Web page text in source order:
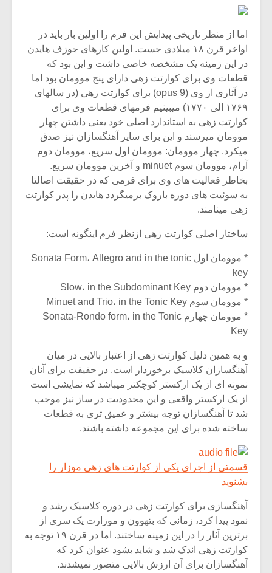
اما از منظر تاریخی پیدایش این فرم را اولین بار باید در
اواخر قرن ۱۸ میلادی جست. اولین کارهای جوزف هایدن
در این زمینه یک مشخصه خاصی داشت و این بود که
قطعات وی برای کوارتت زهی دارای پنج موومان بود اما
در آثاری از وی (opus 9) برای کوارتت زهی (در سالهای
۱۷۶۹ الی ۱۷۷۰) میبینیم فرمهای قطعات وی برای
کوارتت زهی به استاندارد اصلی خود یعنی داشتن چهار
موومان میرسند و این برای سایر آهنگسازان نیز صدق
میکرد. چهار موومان: موومان اول سریع، موومان دوم
آرام، موومان سوم minuet و آخرین موومان سریع.
بخاطر فعالیت های وی برای فرمی که در حقیقت اصالتا
به سوئیت های دوره باروک برمیگردد هایدن را پدر کوارتت
زهی مینامند.
ساختار اصلی کوارتت زهی ازنظر فرم اینگونه است:
* موومان اول Sonata Form، Allegro and in the tonic
key
* موومان دوم Slow، in the Subdominant Key
* موومان سوم Minuet and Trio، in the Tonic Key
* موومان چهارم Sonata-Rondo form، in the Tonic
Key
و به همین دلیل کوارتت زهی از اعتبار بالایی در میان
آهنگسازان کلاسیک برخوردار است. در حقیقت برای آنان
نمونه ای از یک ارکستر کوچکتر میباشد که نمایشی است
از یک ارکستر واقعی و این محدودیت در ساز نیز موجب
شد تا آهنگسازان توجه بیشتر و عمیق تری به قطعات
ساخته شده برای این مجموعه داشته باشند.
قسمتی از اجرای یکی از کوارتت های زهی موزار را
بشنوید
آهنگسازی برای کوارتت زهی در دوره کلاسیک رشد و
نمود پیدا کرد، زمانی که بتهوون و موزارت یک سری از
برترین آثار را در این زمینه ساختند. اما در قرن ۱۹ توجه به
کوارتت زهی اندک شد و شاید بشود عنوان کرد که
آهنگسازان برای آن ارزش بالایی متصور نمیشدند.
اگر نمی توانی
مشهورترین باشی،
بدنام ترین باش
برگزار
موسیقی